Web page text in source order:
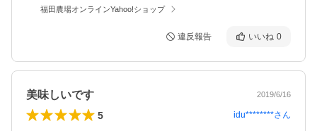
福田農場オンラインYahoo!ショップ
違反報告 いいね 0
美味しいです 2019/6/16
5 idu********さん